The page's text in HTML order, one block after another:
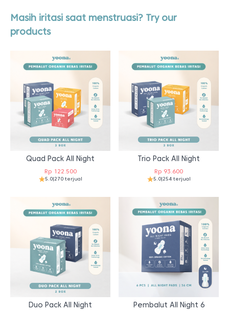
Masih iritasi saat menstruasi? Try our
products
Quad Pack All Night
Rp122.500
5.0|270 terjual
Trio Pack All Night
Rp 93.600
5.0|254 terjual
Duo Pack All Night Pembalut All Night 6